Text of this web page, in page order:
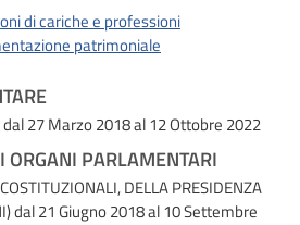
di cariche e professioni
patrimoniale
dal 27 Marzo 2018 al 12 Ottobre 2022
ORGANI PARLAMENTARI
DELLA PRESIDENZA
dal 21 Giugno 2018 al 10 Settembre